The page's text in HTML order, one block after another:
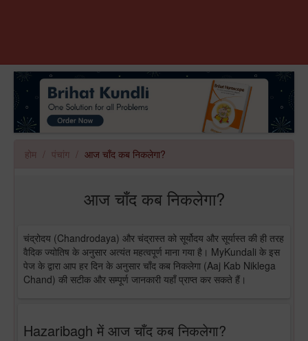
होम पंचांग आज चाँद कब निकलेगा?
आज चाँद कब निकलेगा?
चंद्रोदय (Chandrodaya) और चंद्रास्त को सूर्योदय और सूर्यास्त की ही तरह
वैदिक ज्योतिष के अनुसार अत्यंत महत्वपूर्ण माना गया है। MyKundali के इस
पेज के द्वारा आप हर दिन के अनुसार चाँद कब निकलेगा (Aaj Kab Niklega
Chand) की सटीक और सम्पूर्ण जानकारी यहाँ प्राप्त कर सकते हैं।
Hazaribagh में आज चाँद कब निकलेगा?